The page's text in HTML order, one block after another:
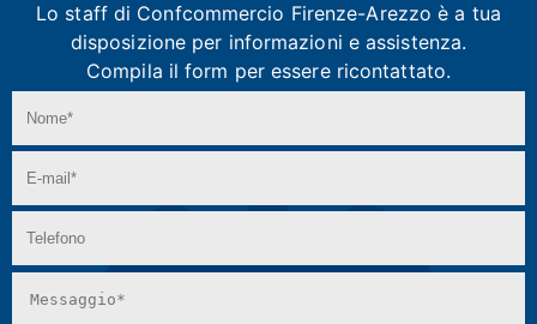
Lo staff di Confcommercio Firenze-Arezzoè a tua
disposizione per informazioni e assistenza.
Compila il form per essere ricontattato.